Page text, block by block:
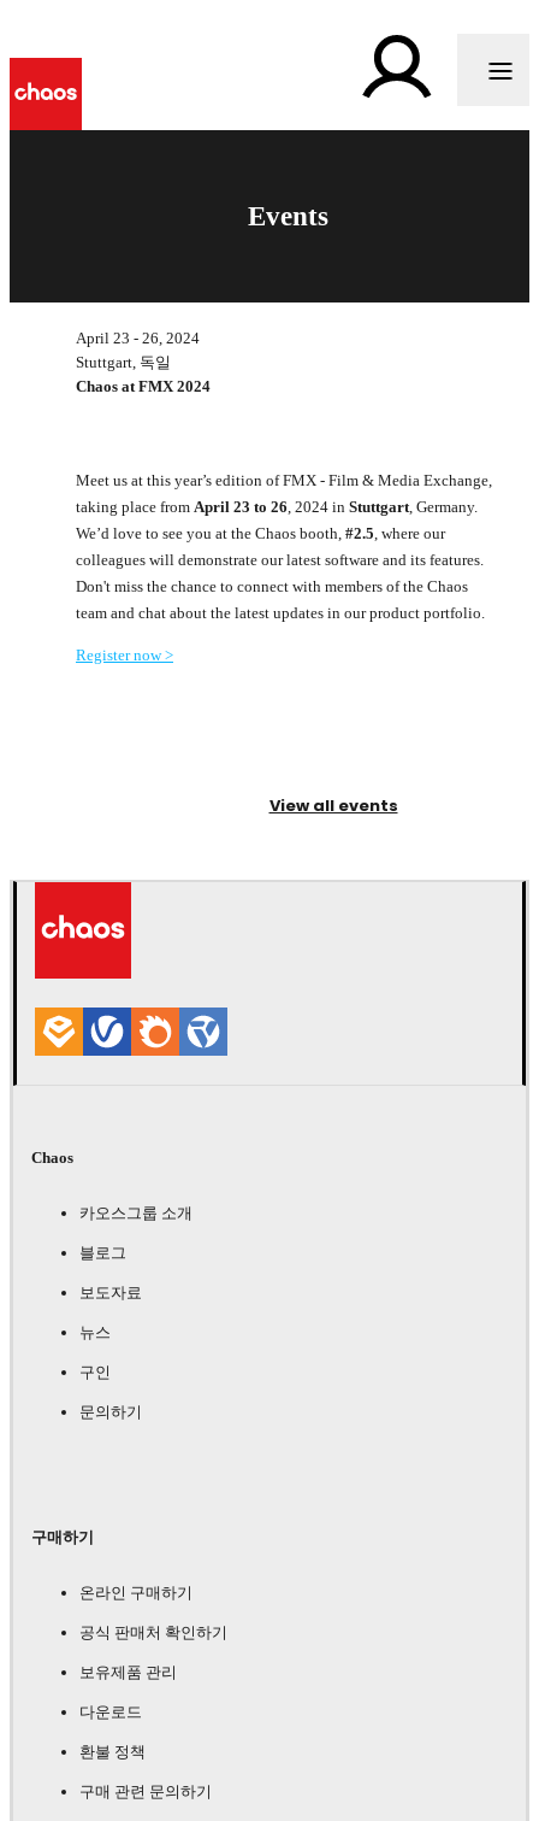
Events
April 23 - 26, 2024
Stuttgart, 독일
Chaos at FMX 2024
Meet us at this year’s edition of FMX - Film & Media Exchange,
taking place from April 23 to 26 , 2024 in Stuttgart , Germany.
We’d love to see you at the Chaos booth, #2.5 , where our
colleagues will demonstrate our latest software and its features.
Don't miss the chance to connect with members of the Chaos
team and chat about the latest updates in our product portfolio.
Register now >
View all events
Chaos
카오스그룹 소개
블로그
보도자료
뉴스
구인
문의하기
구매하기
온라인 구매하기
공식 판매처 확인하기
보유제품 관리
다운로드
환불 정책
구매 관련 문의하기